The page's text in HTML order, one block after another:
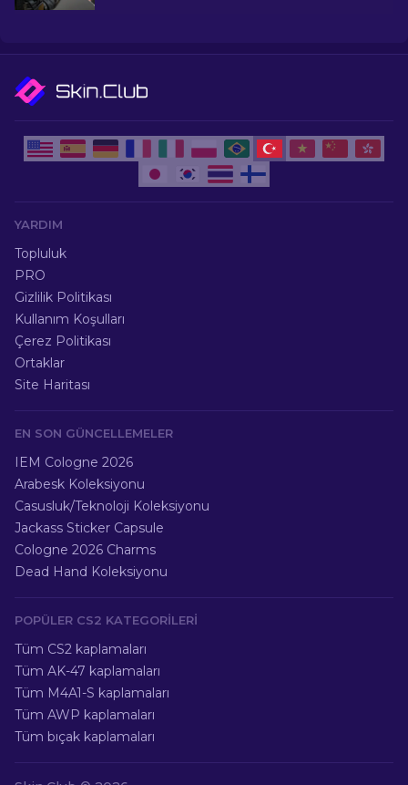
YARDIM
Topluluk
PRO
Gizlilik Politikası
Kullanım Koşulları
Çerez Politikası
Ortaklar
Site Haritası
EN SON GÜNCELLEMELER
IEM Cologne 2026
Arabesk Koleksiyonu
Casusluk/Teknoloji Koleksiyonu
Jackass Sticker Capsule
Cologne 2026 Charms
Dead Hand Koleksiyonu
POPÜLER CS2 KATEGORILERI
Tüm CS2 kaplamaları
Tüm AK-47 kaplamaları
Tüm M4A1-S kaplamaları
Tüm AWP kaplamaları
Tüm bıçak kaplamaları